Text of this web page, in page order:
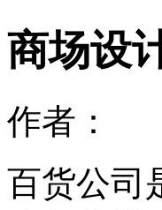
商场设
作者：
百货公司